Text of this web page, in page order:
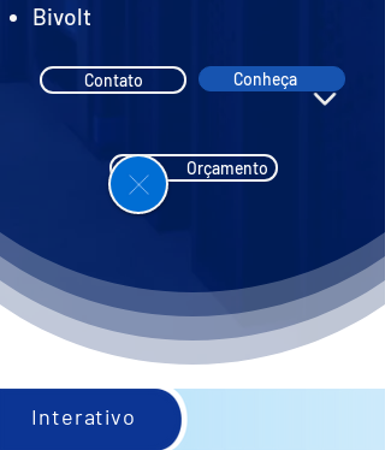
Bivolt
Contato Conheça
Orçamento
Interativo